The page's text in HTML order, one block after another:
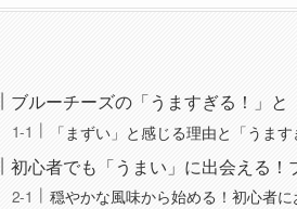
ブルーチーズの「うますぎる！」
「まずい」と感じる理由と「うま
初心者でも「うまい」に出会える
穏やかな風味から始める！初心者